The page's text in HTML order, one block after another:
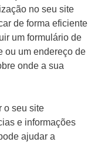
no seu site
de forma eficiente
um formulário de
ou um endereço de
onde a sua
o seu site
e informações
ajudar a